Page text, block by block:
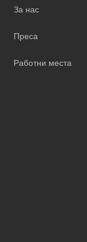
За нас
Преса
Работни места